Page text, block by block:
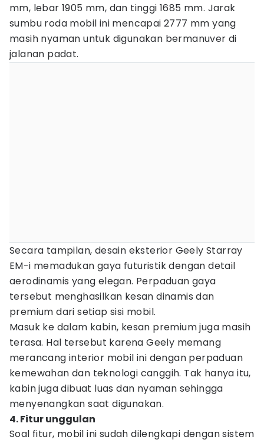
mm, lebar 1905 mm, dan tinggi 1685 mm. Jarak
sumbu roda mobil ini mencapai 2777 mm yang
masih nyaman untuk digunakan bermanuver di
jalanan padat.
Secara tampilan, desain eksterior Geely Starray
EM-i memadukan gaya futuristik dengan detail
aerodinamis yang elegan. Perpaduan gaya
tersebut menghasilkan kesan dinamis dan
premium dari setiap sisi mobil.
Masuk ke dalam kabin, kesan premium juga masih
terasa. Hal tersebut karena Geely memang
merancang interior mobil ini dengan perpaduan
kemewahan dan teknologi canggih. Tak hanya itu,
kabin juga dibuat luas dan nyaman sehingga
menyenangkan saat digunakan.
4. Fitur unggulan
Soal fitur, mobil ini sudah dilengkapi dengan sistem